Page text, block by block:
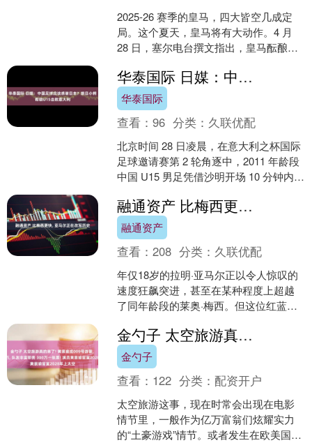
2025-26 赛季的皇马，四大皆空几成定
局。这个夏天，皇马将有大动作。4 月
28 日，塞尔电台撰文指出，皇马酝酿一
卫....
华泰国际 日媒：中国足球应该感谢日本？旅日小将帮助U15击败意大利
华泰国际
查看：96 分类： 久联优配
北京时间 28 日凌晨，在意大利之杯国际
足球邀请赛第 2 轮角逐中，2011 年龄段
中国 U15 男足凭借沙明开场 10 分钟内的
融通资产 比梅西更快, 亚马尔正在改写历史
融通资产
查看：208 分类： 久联优配
年仅18岁的拉明·亚马尔正以令人惊叹的
速度狂飙突进，甚至在某种程度上超越
了同年龄段的莱奥·梅西。但这位红蓝军
动的历史最佳地位发....
金勺子 太空旅游真的来了! 黄景瑜成009号游客, 票价300万, 队友非富即贵 300万一张票! 演员黄景瑜官宣2028年上太空
金勺子
查看： 122 分类：配资开户
太空旅游这事，现在时常会出现在电影
情节里，一般作为亿万富翁们炫耀实力
的“土豪游戏”情节。或者发生在欧美国